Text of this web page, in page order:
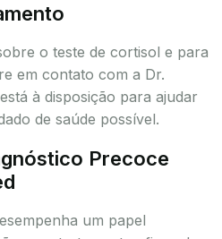
o teste de cortisol e para
em contato com a Dr.
à disposição para ajudar
de saúde possível.
Precoce
um papel